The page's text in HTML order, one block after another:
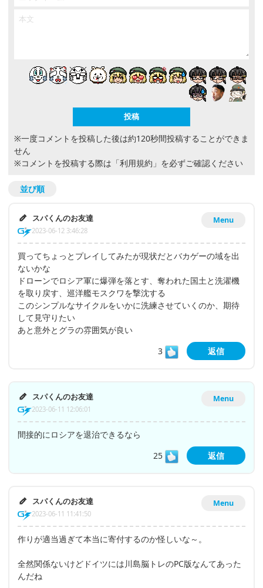
※一度コメントを投稿した後は約120秒間投稿することができま
せん
※コメントを投稿する際は 「利用規約」 を必ずご確認ください
並び順
Menu
スパくんのお友達
2023-06-12 3:46:28
買ってちょっとプレイしてみたが現状だとバカゲーの域を出
ないかな
ドローンでロシア軍に爆弾を落とす、奪われた国土と洗濯機
を取り戻す、巡洋艦モスクワを撃沈する
このシンプルなサイクルをいかに洗練させていくのか、期待
して見守りたい
あと意外とグラの雰囲気が良い
3
返信
Menu
スパくんのお友達
2023-06-11 12:06:01
間接的にロシアを退治できるなら
25
返信
Menu
スパくんのお友達
2023-06-11 11:41:50
作りが適当過ぎて本当に寄付するのか怪しいな～。
全然関係ないけどドイツには川島脳トレのPC版なんてあった
んだね